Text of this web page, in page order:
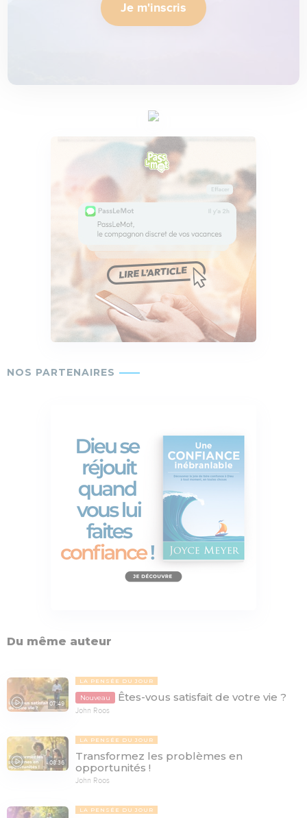
Je m'inscris
Du même auteur
07:49
LA PENSÉE DU JOUR
Nouveau Êtes-vous satisfait de votre vie ?
John Roos
08:36
LA PENSÉE DU JOUR
Transformez les problèmes en
opportunités !
John Roos
LA PENSÉE DU JOUR